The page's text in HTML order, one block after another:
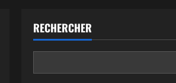
RECHERCHER